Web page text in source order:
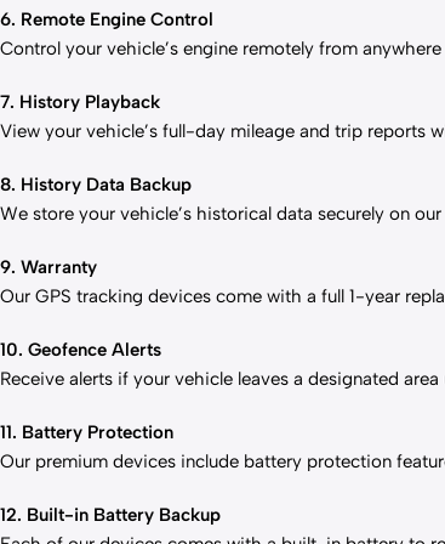
6. Remote Engine Control
Control your vehicle’s engine remotely from
7. History Playback
View your vehicle’s full-day mileage and trip reports
8. History Data Backup
We store your vehicle’s historical data securely on
9. Warranty
Our GPS tracking devices come with a full 1-year
10. Geofence Alerts
Receive alerts if your vehicle leaves a designated
11. Battery Protection
Our premium devices include battery protection
12. Built-in Battery Backup